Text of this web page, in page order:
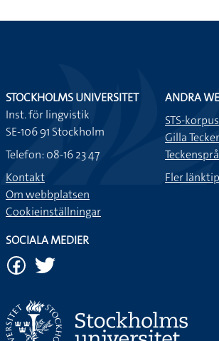
STOCKHOLMS UNIVERSITET
Inst. för lingvistik
SE-106 91 Stockholm
Telefon: 08-16 23 47
Kontakt
Om webbplatsen
Cookieinställningar
ANDRA
STS-korpus
Gilla
Fler
SOCIALA MEDIER